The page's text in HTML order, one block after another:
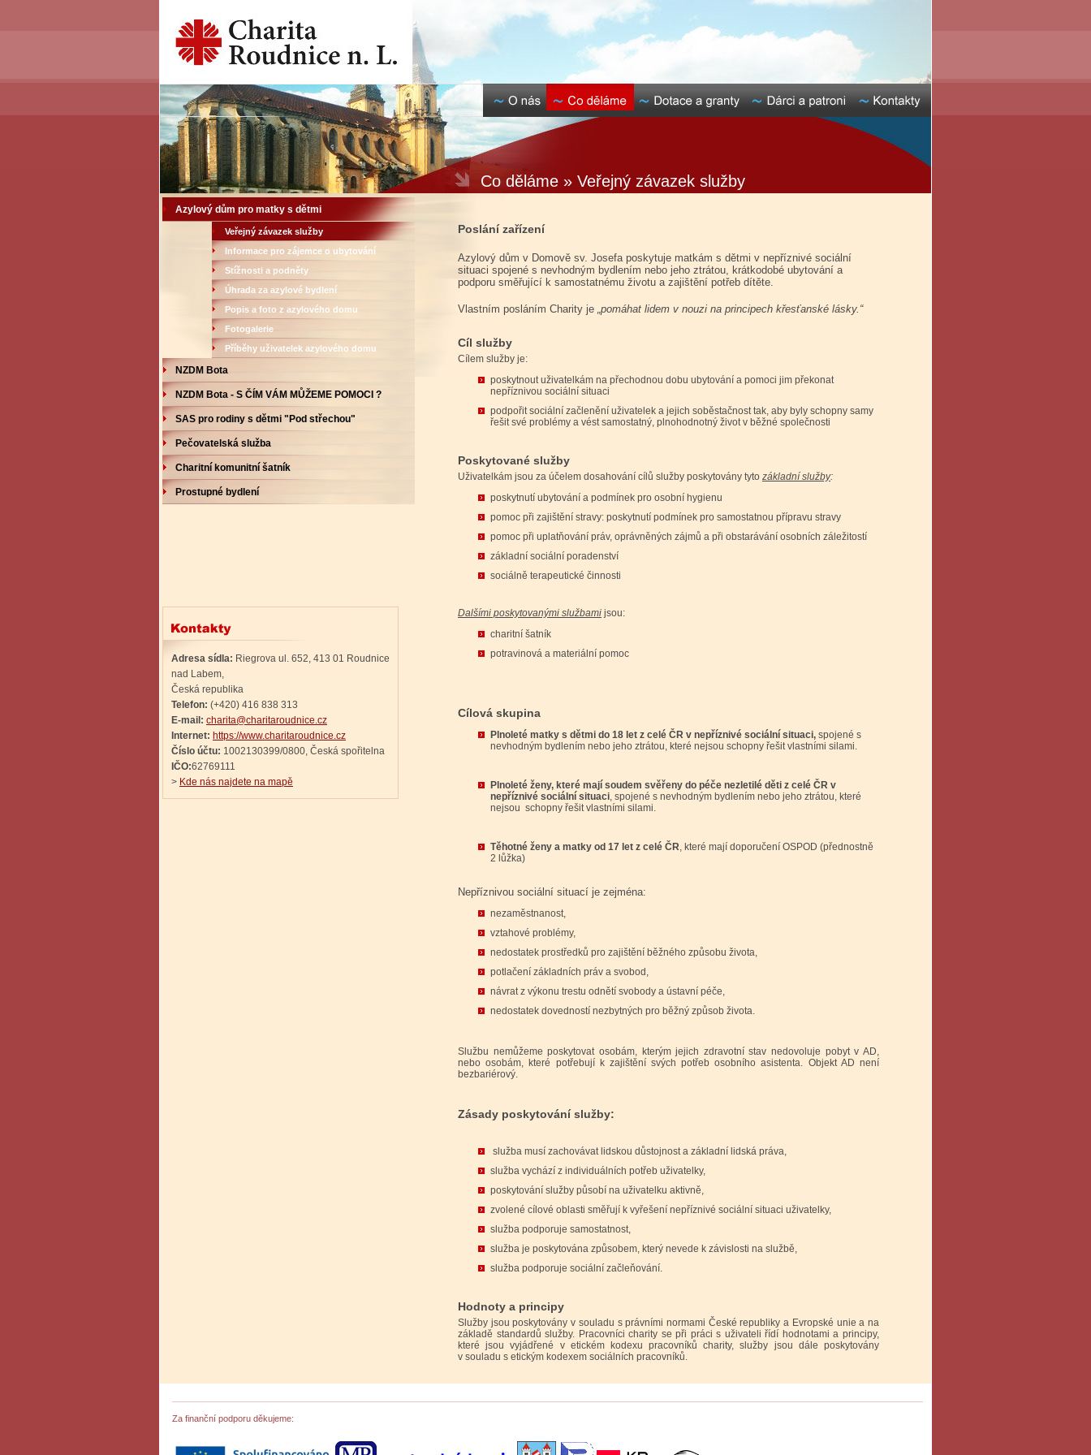
Co děláme » Veřejný závazek služby
Azylový dům pro matky s dětmi
Veřejný závazek služby
Informace pro zájemce o ubytování
Stížnosti a podněty
Úhrada za azylové bydlení
Popis a foto z azylového domu
Fotogalerie
Příběhy uživatelek azylového domu
NZDM Bota
NZDM Bota - S ČÍM VÁM MŮŽEME POMOCI ?
SAS pro rodiny s dětmi "Pod střechou"
Pečovatelská služba
Charitní komunitní šatník
Prostupné bydlení
Adresa sídla: Riegrova ul. 652, 413 01 Roudnice
nad Labem,
Česká republika
Telefon: (+420) 416 838 313
E-mail: charita@charitaroudnice.cz
Internet: https://www.charitaroudnice.cz
Číslo účtu: 1002130399/0800, Česká spořitelna
IČO:62769111
> Kde nás najdete na mapě
Poslání zařízení
Azylový dům v Domově sv. Josefa poskytuje matkám s dětmi v nepříznivé sociální
situaci spojené s nevhodným bydlením nebo jeho ztrátou, krátkodobé ubytování a
podporu směřující k samostatnému životu a zajištění potřeb dítěte.
Vlastním posláním Charity je „pomáhat lidem v nouzi na principech křesťanské lásky.“
Cíl služby
Cílem služby je:
poskytnout uživatelkám na přechodnou dobu ubytování a pomoci jim překonat
nepříznivou sociální situaci
podpořit sociální začlenění uživatelek a jejich soběstačnost tak, aby byly schopny samy
řešit své problémy a vést samostatný, plnohodnotný život v běžné společnosti
Poskytované služby
Uživatelkám jsou za účelem dosahování cílů služby poskytovány tyto základní služby:
poskytnutí ubytování a podmínek pro osobní hygienu
pomoc při zajištění stravy: poskytnutí podmínek pro samostatnou přípravu stravy
pomoc při uplatňování práv, oprávněných zájmů a při obstarávání osobních záležitostí
základní sociální poradenství
sociálně terapeutické činnosti
Dalšími poskytovanými službami jsou:
charitní šatník
potravinová a materiální pomoc
Cílová skupina
Plnoleté matky s dětmi do 18 let z celé ČR v nepříznivé sociální situaci, spojené s
nevhodným bydlením nebo jeho ztrátou, které nejsou schopny řešit vlastními silami.
Plnoleté ženy, které mají soudem svěřeny do péče nezletilé děti z celé ČR v
nepříznivé sociální situaci, spojené s nevhodným bydlením nebo jeho ztrátou, které
nejsou schopny řešit vlastními silami.
Těhotné ženy a matky od 17 let z celé ČR, které mají doporučení OSPOD (přednostně
2 lůžka)
Nepříznivou sociální situací je zejména:
nezaměstnanost,
vztahové problémy,
nedostatek prostředků pro zajištění běžného způsobu života,
potlačení základních práv a svobod,
návrat z výkonu trestu odnětí svobody a ústavní péče,
nedostatek dovedností nezbytných pro běžný způsob života.
Službu nemůžeme poskytovat osobám, kterým jejich zdravotní stav nedovoluje pobyt v AD,
nebo osobám, které potřebují k zajištění svých potřeb osobního asistenta. Objekt AD není
bezbariérový.
Zásady poskytování služby:
služba musí zachovávat lidskou důstojnost a základní lidská práva,
služba vychází z individuálních potřeb uživatelky,
poskytování služby působí na uživatelku aktivně,
zvolené cílové oblasti směřují k vyřešení nepříznivé sociální situaci uživatelky,
služba podporuje samostatnost,
služba je poskytována způsobem, který nevede k závislosti na službě,
služba podporuje sociální začleňování.
Hodnoty a principy
Služby jsou poskytovány v souladu s právními normami České republiky a Evropské unie a na
základě standardů služby. Pracovníci charity se při práci s uživateli řídí hodnotami a principy,
které jsou vyjádřené v etickém kodexu pracovníků charity, služby jsou dále poskytovány
v souladu s etickým kodexem sociálních pracovníků.
Za finanční podporu děkujeme: